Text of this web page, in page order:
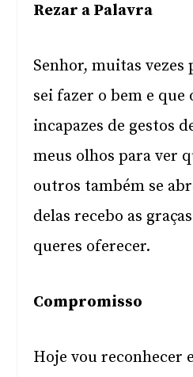
Rezar a Palavra
Senhor, muitas vezes
sei fazer o bem e que
incapazes de gestos
meus olhos para ver
outros também se
delas recebo as
queres oferecer.
Compromisso
Hoje vou reconhecer